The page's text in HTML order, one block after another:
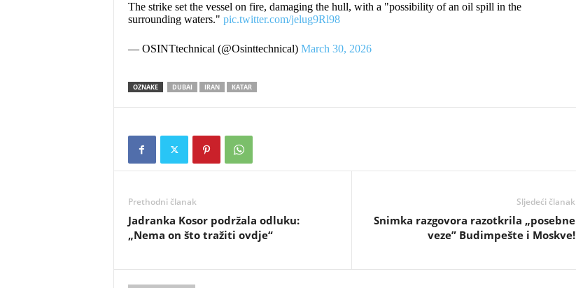
The strike set the vessel on fire, damaging the hull, with a "possibility of an oil spill in the
surrounding waters." pic.twitter.com/jelug9Rl98
— OSINTtechnical (@Osinttechnical) March 30, 2026
OZNAKE DUBAI IRAN KATAR
Prethodni članak
​Jadranka Kosor podržala odluku:
„Nema on što tražiti ovdje“
Sljedeći članak
Snimka razgovora razotkrila „posebne
veze” Budimpešte i Moskve!